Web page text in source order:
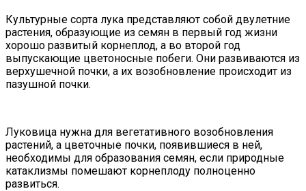
Культурные сорта лука представляют собой двулетние
растения, образующие из семян в первый год жизни
хорошо развитый корнеплод, а во второй год
выпускающие цветоносные побеги. Они развиваются из
верхушечной почки, а их возобновление происходит из
пазушной почки.
Луковица нужна для вегетативного возобновления
растений, а цветочные почки, появившиеся в ней,
необходимы для образования семян, если природные
катаклизмы помешают корнеплоду полноценно
развиться.